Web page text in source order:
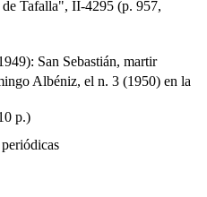
Tafalla", II-4295 (p. 957,
San Sebastián, martir
Albéniz, el n. 3 (1950) en la
p.)